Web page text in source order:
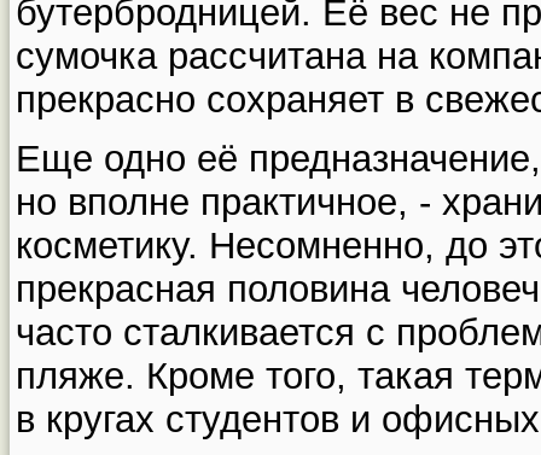
бутербродницей. Её вес не
сумочка рассчитана на
прекрасно сохраняет в
Еще одно её
но вполне практичное, -
косметику. Несомненно, до
прекрасная половина
часто сталкивается с
пляже. Кроме того, такая
в кругах студентов и